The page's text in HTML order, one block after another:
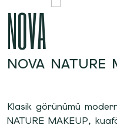
NOVA
NOVA NATURE
Klasik görünümü
NATURE MAKEUP,